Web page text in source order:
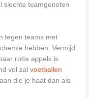
slechte teamgenoten
tegen teams met
hebben. Vermijd
rotte appels is
vol zalvoetballen
die je haat dan als